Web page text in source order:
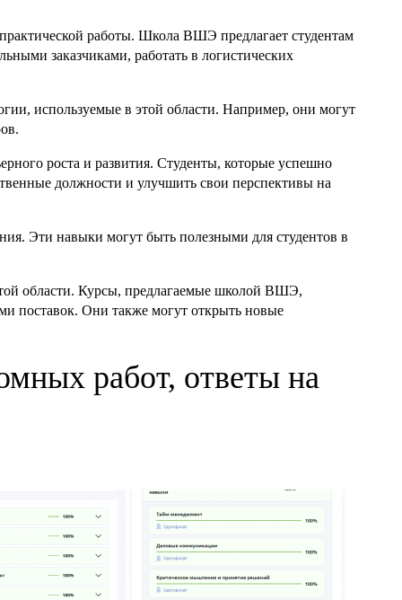
работы. Школа ВШЭ предлагает студентам
заказчиками, работать в логистических
используемые в этой области. Например, они могут
роста и развития. Студенты, которые успешно
должности и улучшить свои перспективы на
Эти навыки могут быть полезными для студентов в
области. Курсы, предлагаемые школой ВШЭ,
поставок. Они также могут открыть новые
работ, ответы на